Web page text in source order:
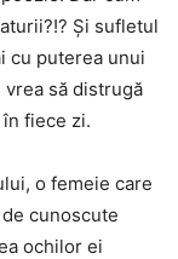
Și sufletul
cu puterea unui
vrea să distrugă
fiece zi.
o femeie care
cunoscute
ochilor ei